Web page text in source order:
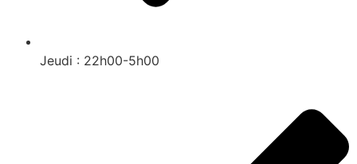
Jeudi : 22h00-5h00